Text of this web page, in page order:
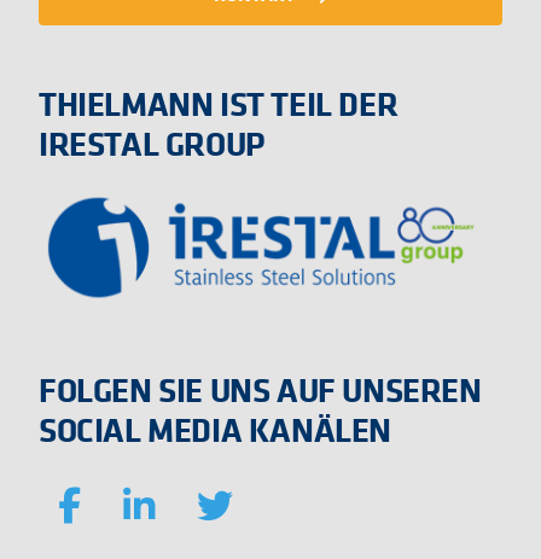
THIELMANN IST TEIL DER
IRESTAL GROUP
FOLGEN SIE UNS AUF UNSEREN
SOCIAL MEDIA KANÄLEN